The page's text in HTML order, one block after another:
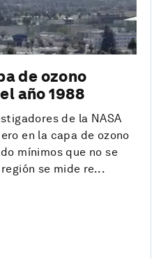
de ozono
año 1988
de la NASA
en la capa de ozono
mínimos que no se
se mide re...